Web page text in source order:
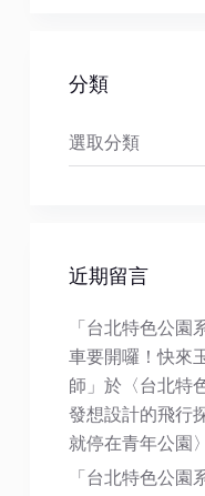
分類
分
近期留言
「 台北特色公園
車要開囉！快來
師 」於〈台北特
發想設計的飛行
就停在青年公園
「 台北特色公園